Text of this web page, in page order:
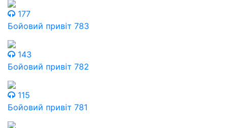
177
Бойовий привіт 783
143
Бойовий привіт 782
115
Бойовий привіт 781